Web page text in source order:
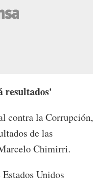
resultados'
contra la Corrupción,
de las
Chimirri.
Unidos